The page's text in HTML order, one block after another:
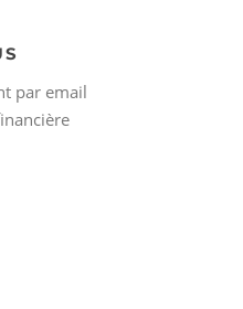
par email